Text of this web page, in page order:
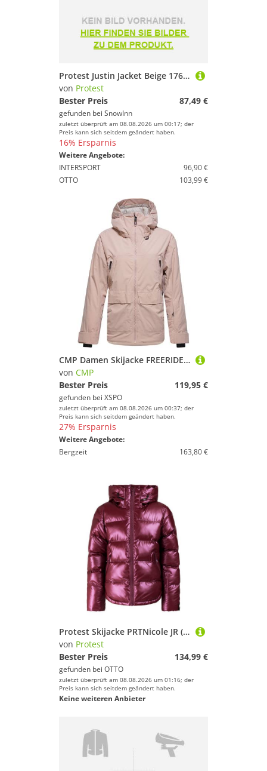
Protest Justin Jacket Beige 176 cm Kinder
von Protest
Bester Preis
87,49 €
gefunden bei SnowInn
zuletzt überprüft am 08.08.2026 um 00:17; der
Preis kann sich seitdem geändert haben.
16% Ersparnis
Weitere Angebote:
INTERSPORT
96,90 €
OTTO
103,99 €
CMP Damen Skijacke FREERIDE rose dust
von CMP
Bester Preis
119,95 €
gefunden bei XSPO
zuletzt überprüft am 08.08.2026 um 00:37; der
Preis kann sich seitdem geändert haben.
27% Ersparnis
Weitere Angebote:
Bergzeit
163,80 €
Protest Skijacke PRTNicole JR (1-St) Side pocket
von Protest
Bester Preis
134,99 €
gefunden bei OTTO
zuletzt überprüft am 08.08.2026 um 01:16; der
Preis kann sich seitdem geändert haben.
Keine weiteren Anbieter